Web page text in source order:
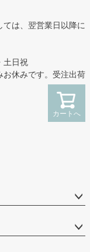
カートへ
は、翌営業日以降に
土日祝
休みです。受注出荷